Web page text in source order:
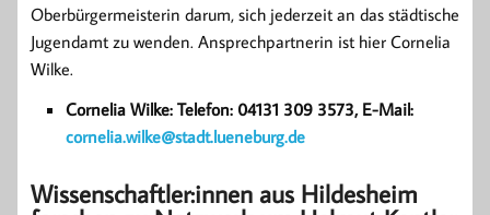
Oberbürgermeisterin darum, sich jederzeit an das städtische
Jugendamt zu wenden. Ansprechpartnerin ist hier Cornelia
Wilke.
Cornelia Wilke: Telefon: 04131 309 3573, E-Mail:
cornelia.wilke@stadt.lueneburg.de
Wissenschaftler:innen aus Hildesheim